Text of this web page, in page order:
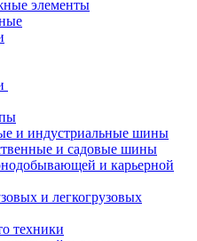
элементы
и индустриальные шины
и садовые шины
и карьерной
и легкогрузовых
техники